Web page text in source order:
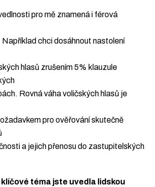
pro mě znamená i férová
chci dosáhnout nastolení
hlasů zrušením 5% klauzule
Rovná váha voličských hlasů je
pro ověřování skutečně
a jejich přenosu do zastupitelských
téma jste uvedla lidskou